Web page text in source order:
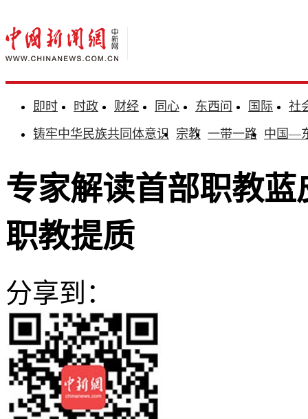
即时 时政 财经 同心 东西问 国际
社
铸牢中华民族共同体意识 宗教 一带一路 中国—
专家解读首部职教
职教提质
分享到：